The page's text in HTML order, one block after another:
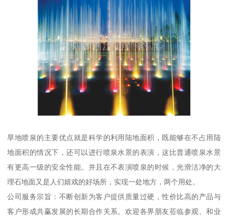
旱地喷泉的主要优点就是科学的利用陆地面积，既能够在不占用陆
地面积的情况下，还可以进行喷泉水景的表演，这比普通喷泉水景
有更高一级的安全性能。并且在不表演喷泉的时候，光滑洁净的大
理石地面又是人们嬉戏的好场所，实现一处地方，两个用处。
公司服务宗旨：不断创新为客户提供质量过硬，性价比高的产品与
客户形成共赢发展的长期合作关系。欢迎各界朋友莅临参观、和业